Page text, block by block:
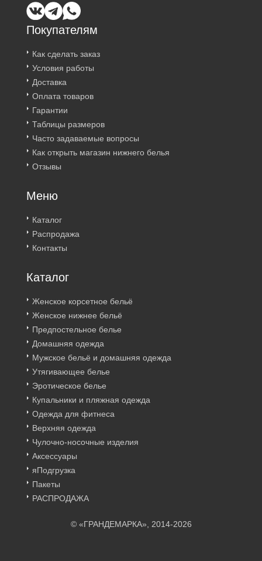
Покупателям
Как сделать заказ
Условия работы
Доставка
Оплата товаров
Гарантии
Таблицы размеров
Часто задаваемые вопросы
Как открыть магазин нижнего белья
Отзывы
Меню
Каталог
Распродажа
Контакты
Каталог
Женское корсетное бельё
Женское нижнее бельё
Предпостельное белье
Домашняя одежда
Мужское бельё и домашняя одежда
Утягивающее белье
Эротическое белье
Купальники и пляжная одежда
Одежда для фитнеса
Верхняя одежда
Чулочно-носочные изделия
Аксессуары
яПодгрузка
Пакеты
РАСПРОДАЖА
© «ГРАНДЕМАРКА», 2014-2026